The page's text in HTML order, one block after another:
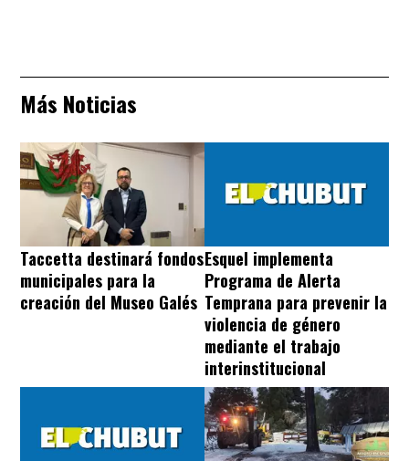
Más Noticias
Taccetta destinará fondos
municipales para la
creación del Museo Galés
Esquel implementa
Programa de Alerta
Temprana para prevenir la
violencia de género
mediante el trabajo
interinstitucional